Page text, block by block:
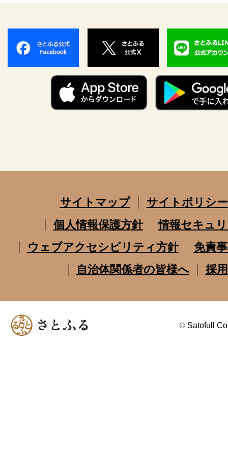
サイトマップ
サイトポリシー
個人情報保護方針
情報セキュ
ウェブアクセシビリティ方針
免責
自治体関係者の皆様へ
採
© Satofull